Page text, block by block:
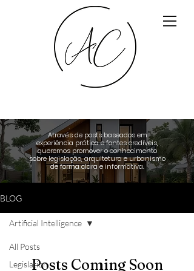
Através de posts baseados em
experiência prática e fontes credíveis,
queremos promover o conhecimento
sobre legislação, arquitetura e urbanismo
de forma clara e informativa.
BLOG
All Posts
Legislation
Artificial Intelligence
Posts Coming Soon